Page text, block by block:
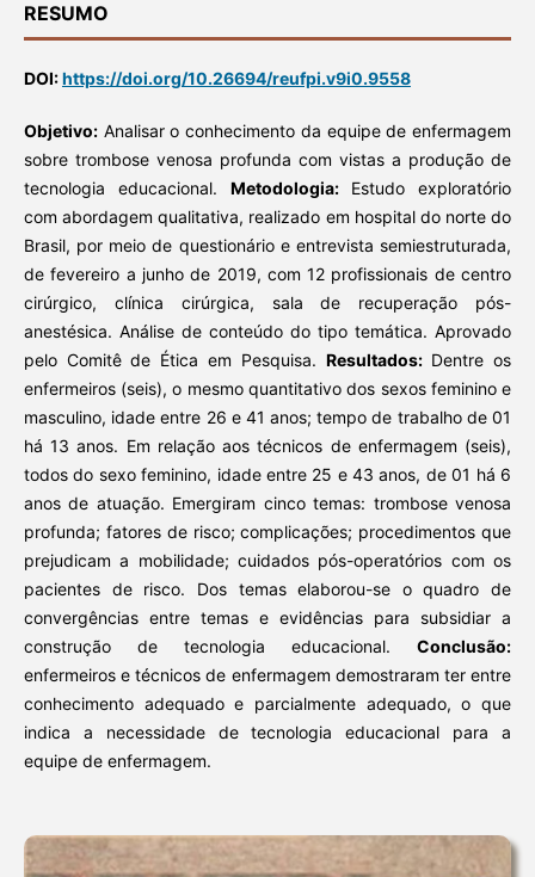
RESUMO
DOI:https://doi.org/10.26694/reufpi.v9i0.9558
Objetivo:Analisar o conhecimento da equipe de enfermagem
sobre trombose venosa profunda com vistas a produção de
tecnologia educacional. Metodologia:Estudo exploratório
com abordagem qualitativa, realizado em hospital do norte do
Brasil, por meio de questionário e entrevista semiestruturada,
de fevereiro a junho de 2019, com 12 profissionais de centro
cirúrgico, clínica cirúrgica, sala de recuperação pós-
anestésica. Análise de conteúdo do tipo temática. Aprovado
pelo Comitê de Ética em Pesquisa. Resultados:Dentre os
enfermeiros (seis), o mesmo quantitativo dos sexos feminino e
masculino, idade entre 26 e 41 anos; tempo de trabalho de 01
há 13 anos. Em relação aos técnicos de enfermagem (seis),
todos do sexo feminino, idade entre 25 e 43 anos, de 01 há 6
anos de atuação. Emergiram cinco temas: trombose venosa
profunda; fatores de risco; complicações; procedimentos que
prejudicam a mobilidade; cuidados pós-operatórios com os
pacientes de risco. Dos temas elaborou-se o quadro de
convergências entre temas e evidências para subsidiar a
construção de tecnologia educacional.Conclusão:
enfermeiros e técnicos de enfermagem demostraram ter entre
conhecimento adequado e parcialmente adequado, o que
indica a necessidade de tecnologia educacional para a
equipe de enfermagem.